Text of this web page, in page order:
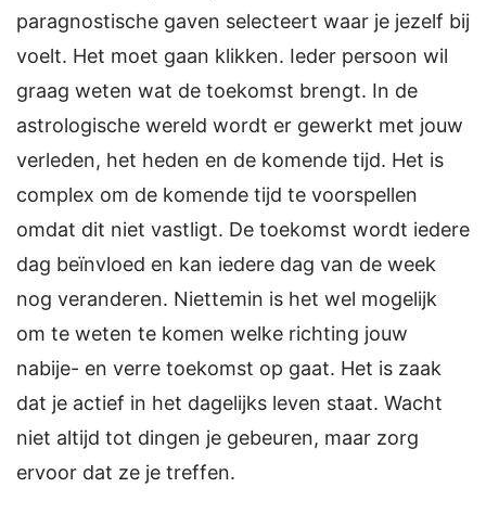
paragnostische gaven selecteert waar je jezelf bij
voelt. Het moet gaan klikken. Ieder persoon wil
graag weten wat de toekomst brengt. In de
astrologische wereld wordt er gewerkt met jouw
verleden, het heden en de komende tijd. Het is
complex om de komende tijd te voorspellen
omdat dit niet vastligt. De toekomst wordt iedere
dag beïnvloed en kan iedere dag van de week
nog veranderen. Niettemin is het wel mogelijk
om te weten te komen welke richting jouw
nabije- en verre toekomst op gaat. Het is zaak
dat je actief in het dagelijks leven staat. Wacht
niet altijd tot dingen je gebeuren, maar zorg
ervoor dat ze je treffen.